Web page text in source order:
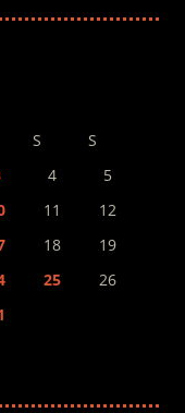
S
S
4
5
11
12
18
19
25
26